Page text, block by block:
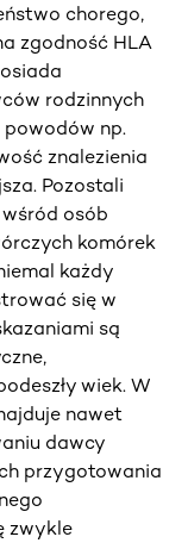
chorego,
zgodność HLA
rodzinnych
np.
znalezienia
Pozostali
osób
komórek
każdy
się w
są
wiek. W
nawet
dawcy
przygotowania
zwykle